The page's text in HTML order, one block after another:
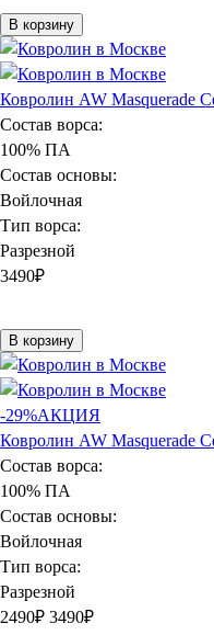
В корзину
Ковролин AW Masquerade
Состав ворса:
100% ПА
Состав основы:
Войлочная
Тип ворса:
Разрезной
3490₽
В корзину
-29%АКЦИЯ
Ковролин AW Masquerade
Состав ворса:
100% ПА
Состав основы:
Войлочная
Тип ворса:
Разрезной
2490₽ 3490₽